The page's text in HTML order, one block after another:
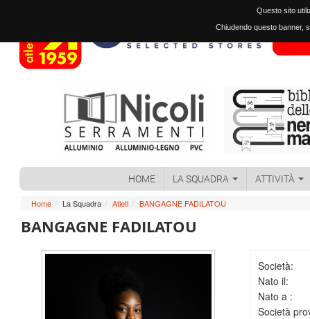
Questo sito
Chiudendo questo banner,
HOME LA SQUADRA ATTIVITÀ
Home / La Squadra / Atleti / BANGAGNE FADILATOU
BANGAGNE FADILATOU
Società:
Nato il:
Nato a :
Società